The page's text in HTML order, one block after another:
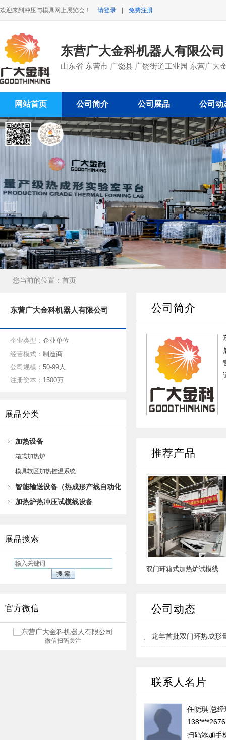
欢迎来到冲压与模具网上展览会！ 请登录 免费注册
东营广大金科机器人有限公
山东省 东营市 广饶县 广饶街道工业园 东营广大
网站首页 公司简介 公司展品 公司动
您当前的位置： 首页
东营广大金科机器人有限公司
企业类型： 企业单位
经营模式： 制造商
公司规模： 50-99人
注册资本： 1500万
展品分类
加热设备
箱式加热炉
模具软区加热控温系统
智能输送设备（热成形产线自动化
及集成）
加热炉热冲压试模线设备
展品搜索
官方微信
微信扫码关注
公司简介
推荐产品
双门环箱式加热炉试模线
公司动态
龙年首批双门环热成形
联系人名片
任晓琪 总经
扫码添加手